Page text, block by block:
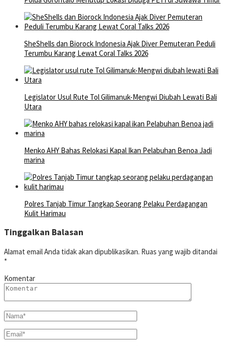
SheShells dan Biorock Indonesia Ajak Diver Pemuteran Peduli
Terumbu Karang Lewat Coral Talks 2026
Legislator Usul Rute Tol Gilimanuk-Mengwi Diubah Lewati Bali
Utara
Menko AHY Bahas Relokasi Kapal Ikan Pelabuhan Benoa Jadi
marina
Polres Tanjab Timur Tangkap Seorang Pelaku Perdagangan
Kulit Harimau
Tinggalkan Balasan
Alamat email Anda tidak akan dipublikasikan. Ruas yang wajib ditandai
*
Komentar